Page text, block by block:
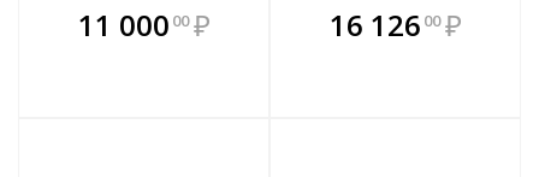
11 000 00 ₽
В комплекте
всегда выгоднее!
В комплекте
всегда выгоднее!
16 126 00 ₽